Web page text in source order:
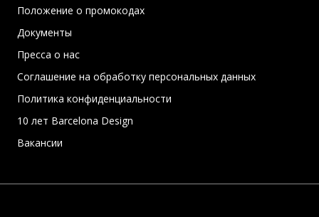
Положение о промокодах
Документы
Пресса о нас
Соглашение на обработку персональных данных
Политика конфиденциальности
10 лет Barcelona Design
Вакансии